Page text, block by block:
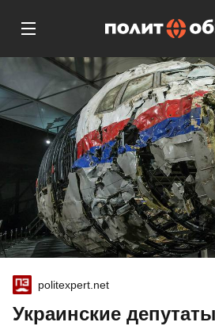
politexpert.net
Украинские